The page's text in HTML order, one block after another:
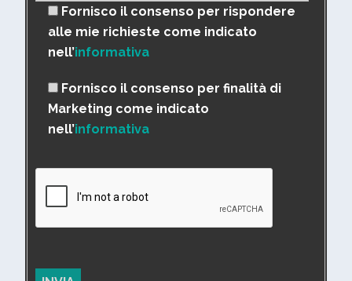
Fornisco il consenso per rispondere
alle mie richieste come indicato
nell’informativa
Fornisco il consenso per finalità di
Marketing come indicato
nell’informativa